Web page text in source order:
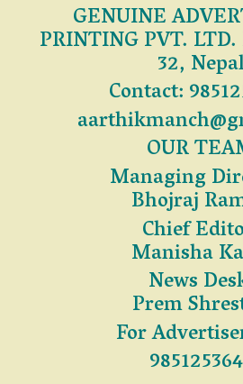
GENUINE
PRINTING PVT.
32,
Contact:
OUR
Managing
Bhojraj
Chief
Manisha
News
Prem
For